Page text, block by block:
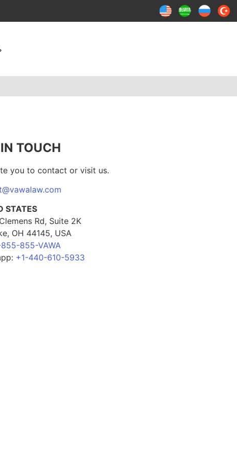
TOUCH
you to contact or visit us.
STATES
Rd, Suite 2K
OH 44145, USA
855-VAWA
+1-440-610-5933